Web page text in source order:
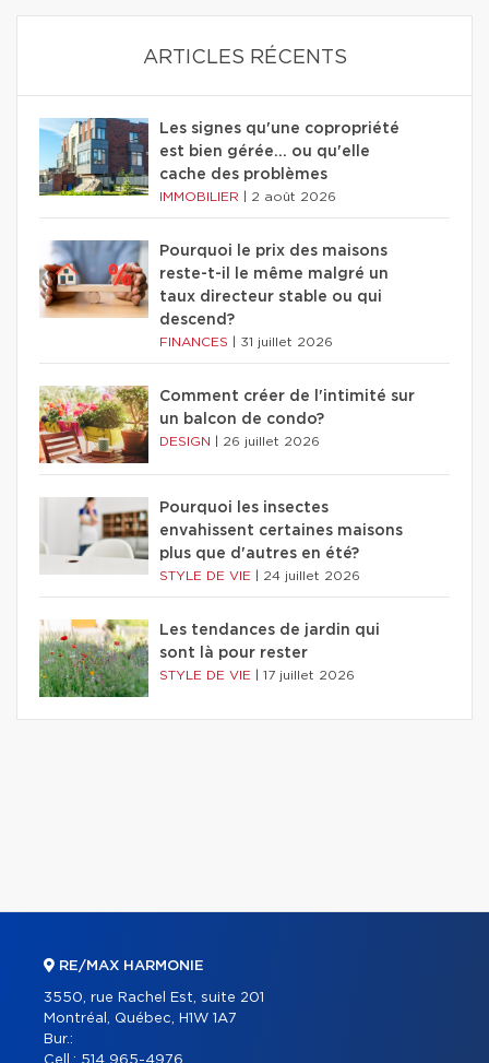
ARTICLES RÉCENTS
Les signes qu'une copropriété
est bien gérée… ou qu'elle
cache des problèmes
IMMOBILIER 2 août 2026
Pourquoi le prix des maisons
reste-t-il le même malgré un
taux directeur stable ou qui
descend?
FINANCES 31 juillet 2026
Comment créer de l'intimité sur
un balcon de condo?
DESIGN 26 juillet 2026
Pourquoi les insectes
envahissent certaines maisons
plus que d'autres en été?
STYLE DE VIE 24 juillet 2026
Les tendances de jardin qui
sont là pour rester
STYLE DE VIE 17 juillet 2026
RE/MAX HARMONIE
3550, rue Rachel Est, suite 201
Montréal, Québec, H1W 1A7
Bur.: